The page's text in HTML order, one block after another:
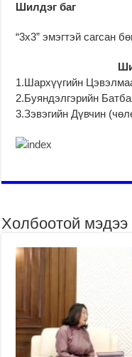
Шилдэг баг
“3х3” эмэгтэй
Шилдэг
1.Шархүүгийн
2.Буяндэлгэрийн
3.Зэвэгийн Дүвчин
Холбоотой мэдээ